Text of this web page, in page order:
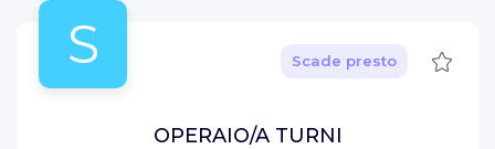
S Scade presto Salva
OPERAIO/A TURNI